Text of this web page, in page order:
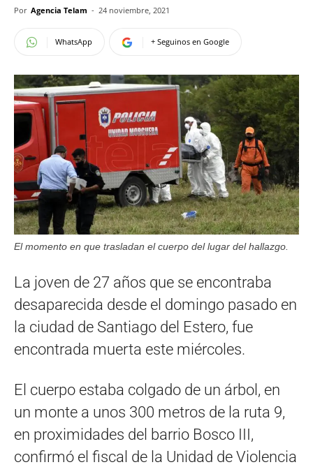
Por Agencia Telam - 24 noviembre, 2021
WhatsApp + Seguinos en Google
El momento en que trasladan el cuerpo del lugar del hallazgo.
La joven de 27 años que se encontraba
desaparecida desde el domingo pasado en
la ciudad de Santiago del Estero, fue
encontrada muerta este miércoles.
El cuerpo estaba colgado de un árbol, en
un monte a unos 300 metros de la ruta 9,
en proximidades del barrio Bosco III,
confirmó el fiscal de la Unidad de Violencia